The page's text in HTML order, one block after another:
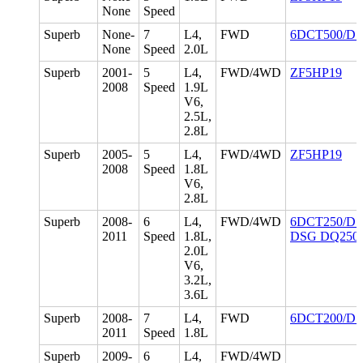
None
Speed
Superb
None-
None
7
Speed
L4,
2.0L
FWD 6DCT500/
Superb
2001-
2008
5
Speed
L4,
1.9L
V6,
2.5L,
2.8L
FWD/4WD ZF5HP19
Superb
2005-
2008
5
Speed
L4,
1.8L
V6,
2.8L
FWD/4WD ZF5HP19
Superb
2008-
2011
6
Speed
L4,
1.8L,
2.0L
V6,
3.2L,
3.6L
FWD/4WD
6DCT250/
DSG
Superb
2008-
2011
7
Speed
L4,
1.8L
FWD 6DCT200/
Superb 2009- 6 L4, FWD/4WD